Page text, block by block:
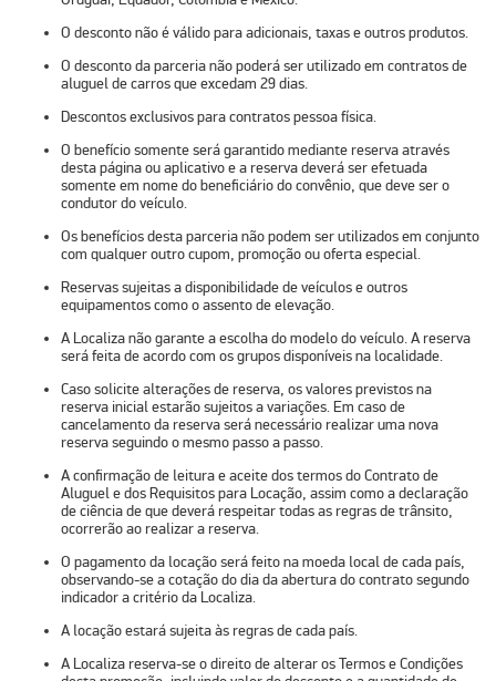
O desconto não é válido para adicionais, taxas e outros produtos.
O desconto da parceria não poderá ser utilizado em contratos de
aluguel de carros que excedam 29 dias.
Descontos exclusivos para contratos pessoa física.
O benefício somente será garantido mediante reserva através
desta página ou aplicativo e a reserva deverá ser efetuada
somente em nome do beneficiário do convênio, que deve ser o
condutor do veículo.
Os benefícios desta parceria não podem ser utilizados em conjunto
com qualquer outro cupom, promoção ou oferta especial.
Reservas sujeitas a disponibilidade de veículos e outros
equipamentos como o assento de elevação.
A Localiza não garante a escolha do modelo do veículo. A reserva
será feita de acordo com os grupos disponíveis na localidade.
Caso solicite alterações de reserva, os valores previstos na
reserva inicial estarão sujeitos a variações. Em caso de
cancelamento da reserva será necessário realizar uma nova
reserva seguindo o mesmo passo a passo.
A confirmação de leitura e aceite dos termos do Contrato de
Aluguel e dos Requisitos para Locação, assim como a declaração
de ciência de que deverá respeitar todas as regras de trânsito,
ocorrerão ao realizar a reserva.
O pagamento da locação será feito na moeda local de cada país,
observando-se a cotação do dia da abertura do contrato segundo
indicador a critério da Localiza.
A locação estará sujeita às regras de cada país.
A Localiza reserva-se o direito de alterar os Termos e Condições